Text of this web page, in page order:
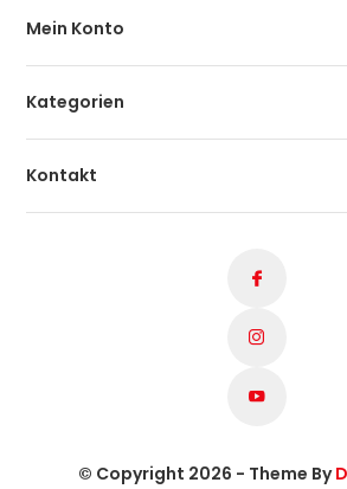
Mein Konto
Kategorien
Kontakt
© Copyright 2026 - Theme By